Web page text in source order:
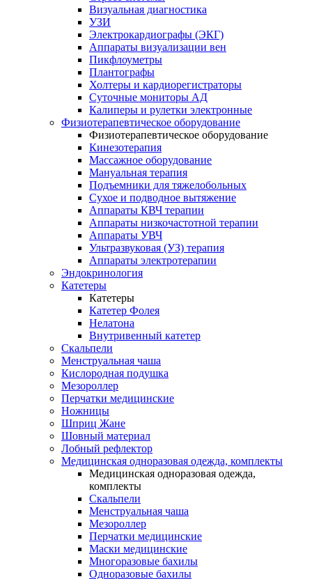
Визуальная диагностика
УЗИ
Электрокардиографы (ЭКГ)
Аппараты визуализации вен
Пикфлоуметры
Плантографы
Холтеры и кардиорегистраторы
Суточные мониторы АД
Калиперы и рулетки электронные
Физиотерапевтическое оборудование
Физиотерапевтическое оборудование
Кинезотерапия
Массажное оборудование
Мануальная терапия
Подъемники для тяжелобольных
Сухое и подводное вытяжение
Аппараты КВЧ терапии
Аппараты низкочастотной терапии
Аппараты УВЧ
Ультразвуковая (УЗ) терапия
Аппараты электротерапии
Эндокринология
Катетеры
Катетеры
Катетер Фолея
Нелатона
Внутривенный катетер
Скальпели
Менструальная чаша
Кислородная подушка
Мезороллер
Перчатки медицинские
Ножницы
Шприц Жане
Шовный материал
Лобный рефлектор
Медицинская одноразовая одежда, комплекты
Медицинская одноразовая одежда,
комплекты
Скальпели
Менструальная чаша
Мезороллер
Перчатки медицинские
Маски медицинские
Многоразовые бахилы
Одноразовые бахилы